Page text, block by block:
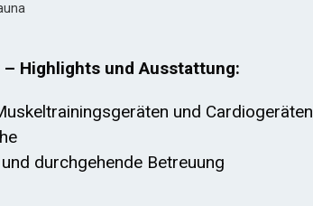
Highlights und Ausstattung:
und Cardiogeräten
durchgehende Betreuung